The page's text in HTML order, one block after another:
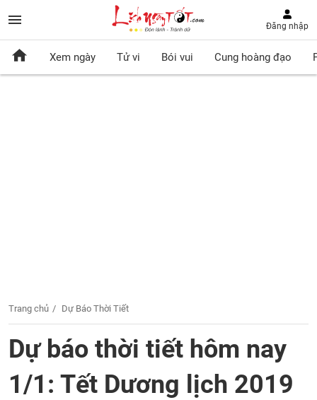
Đăng nhập
Xem ngày Tử vi Bói vui Cung hoàng đạo
Trang chủ Dự Báo Thời Tiết
Dự báo thời tiết hôm nay
1/1: Tết Dương lịch 2019